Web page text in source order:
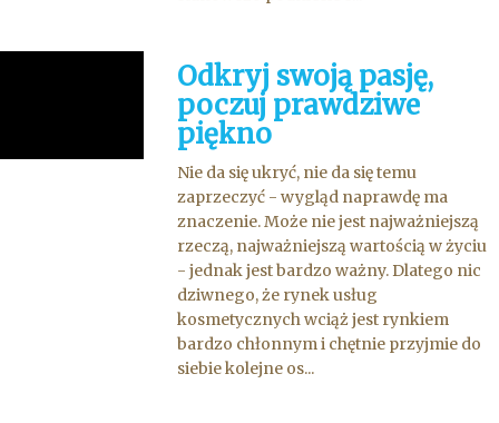
Odkryj swoją pasję,
poczuj prawdziwe
piękno
Nie da się ukryć, nie da się temu
zaprzeczyć - wygląd naprawdę ma
znaczenie. Może nie jest najważniejszą
rzeczą, najważniejszą wartością w życiu
- jednak jest bardzo ważny. Dlatego nic
dziwnego, że rynek usług
kosmetycznych wciąż jest rynkiem
bardzo chłonnym i chętnie przyjmie do
siebie kolejne os...